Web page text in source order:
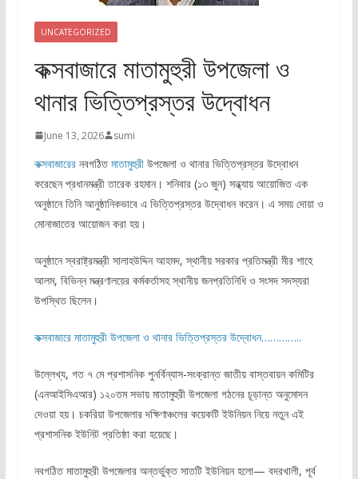
UNCATEGORIZED
কক্সবাজারে মাতামুহুরী উপজেলা ও
থানার ভিত্তিপ্রস্তর উদ্বোধন
June 13, 2026 sumi
কক্সবাজারেরনবগঠিতমাতামুহুরীউপজেলা ও থানার ভিত্তিপ্রস্তর উদ্বোধন
করেছেন প্রধানমন্ত্রী তারেক রহমান। শনিবার (১৩ জুন) সন্ধ্যায় আয়োজিত এক
অনুষ্ঠানে তিনি আনুষ্ঠানিকভাবে এ ভিত্তিপ্রস্তর উদ্বোধন করেন। এ সময় দোয়া ও
মোনাজাতের আয়োজন করা হয়।
অনুষ্ঠানে স্বরাষ্ট্রমন্ত্রী সালাহউদ্দিন আহমদ, স্থানীয় সরকার প্রতিমন্ত্রী মীর শাহে
আলম, বিভিন্ন মন্ত্রণালয়ের কর্মকর্তাসহ স্থানীয় জনপ্রতিনিধি ও সংসদ সদস্যরা
উপস্থিত ছিলেন।
কক্সবাজারে মাতামুহুরী উপজেলা ও থানার ভিত্তিপ্রস্তর উদ্বোধন…………..
উল্লেখ্য, গত ৭ মে প্রশাসনিক পুনর্বিন্যাস-সংক্রান্ত জাতীয় বাস্তবায়ন কমিটির
(এনআইসিএআর) ১২০তম সভায় মাতামুহুরী উপজেলা গঠনের চূড়ান্ত অনুমোদন
দেওয়া হয়। চকরিয়া উপজেলার দক্ষিণাঞ্চলের কয়েকটি ইউনিয়ন নিয়ে নতুন এই
প্রশাসনিক ইউনিট প্রতিষ্ঠা করা হয়েছে।
নবগঠিত মাতামুহুরী উপজেলার অন্তর্ভুক্ত সাতটি ইউনিয়ন হলো— বদরখালী, পূর্ব